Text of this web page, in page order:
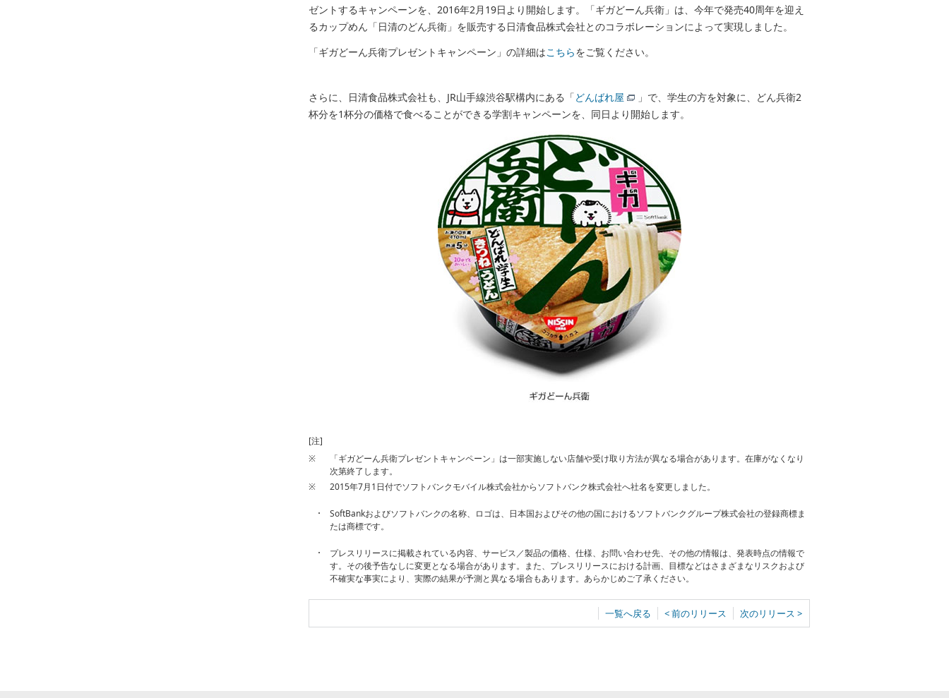
ゼントするキャンペーンを、2016年2月19日より開始します。「ギガどーん兵衛」は、今年で発売40周年を迎え
るカップめん「日清のどん兵衛」を販売する日清食品株式会社とのコラボレーションによって実現しました。
「ギガどーん兵衛プレゼントキャンペーン」の詳細はこちらをご覧ください。
さらに、日清食品株式会社も、JR山手線渋谷駅構内にある「どんばれ屋
」で、学生の方を対象に、どん兵衛2
杯分を1杯分の価格で食べることができる学割キャンペーンを、同日より開始します。
[注]
※
「ギガどーん兵衛プレゼントキャンペーン」は一部実施しない店舗や受け取り方法が異なる場合があります。在庫がなくなり
次第終了します。
※
2015年7月1日付でソフトバンクモバイル株式会社からソフトバンク株式会社へ社名を変更しました。
SoftBankおよびソフトバンクの名称、ロゴは、日本国およびその他の国におけるソフトバンクグループ株式会社の登録商標ま
たは商標です。
プレスリリースに掲載されている内容、サービス／製品の価格、仕様、お問い合わせ先、その他の情報は、発表時点の情報で
す。その後予告なしに変更となる場合があります。また、プレスリリースにおける計画、目標などはさまざまなリスクおよび
不確実な事実により、実際の結果が予測と異なる場合もあります。あらかじめご了承ください。
一覧へ戻る < 前のリリース 次のリリース >